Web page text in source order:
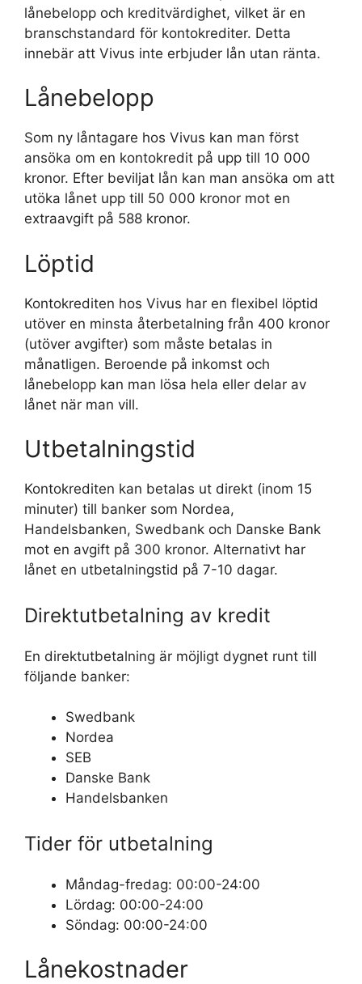
lånebelopp och kreditvärdighet, vilket är en
branschstandard för kontokrediter. Detta
innebär att Vivus inte erbjuder lån utan ränta.
Lånebelopp
Som ny låntagare hos Vivus kan man först
ansöka om en kontokredit på upp till 10 000
kronor. Efter beviljat lån kan man ansöka om att
utöka lånet upp till 50 000 kronor mot en
extraavgift på 588 kronor.
Löptid
Kontokrediten hos Vivus har en flexibel löptid
utöver en minsta återbetalning från 400 kronor
(utöver avgifter) som måste betalas in
månatligen. Beroende på inkomst och
lånebelopp kan man lösa hela eller delar av
lånet när man vill.
Utbetalningstid
Kontokrediten kan betalas ut direkt (inom 15
minuter) till banker som Nordea,
Handelsbanken, Swedbank och Danske Bank
mot en avgift på 300 kronor. Alternativt har
lånet en utbetalningstid på 7-10 dagar.
Direktutbetalning av kredit
En direktutbetalning är möjligt dygnet runt till
följande banker:
Swedbank
Nordea
SEB
Danske Bank
Handelsbanken
Tider för utbetalning
Måndag-fredag: 00:00-24:00
Lördag: 00:00-24:00
Söndag: 00:00-24:00
Lånekostnader